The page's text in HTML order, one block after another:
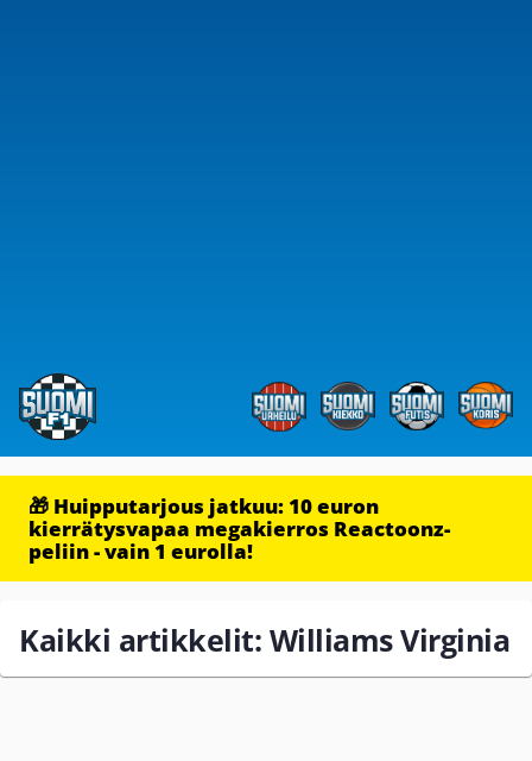
🎁 Huipputarjous jatkuu: 10 euron
kierrätysvapaa megakierros Reactoonz-
peliin - vain 1 eurolla!
Kaikki artikkelit: Williams Virginia